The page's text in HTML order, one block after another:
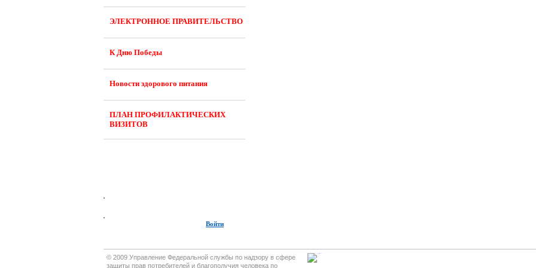
ЭЛЕКТРОННОЕ ПРАВИТЕЛЬСТВО
К Дню Победы
Новости здорового питания
ПЛАН ПРОФИЛАКТИЧЕСКИХ
ВИЗИТОВ
Войти
© 2009 Управление Федеральной службы по надзору в сфере
защиты прав потребителей и благополучия человека по